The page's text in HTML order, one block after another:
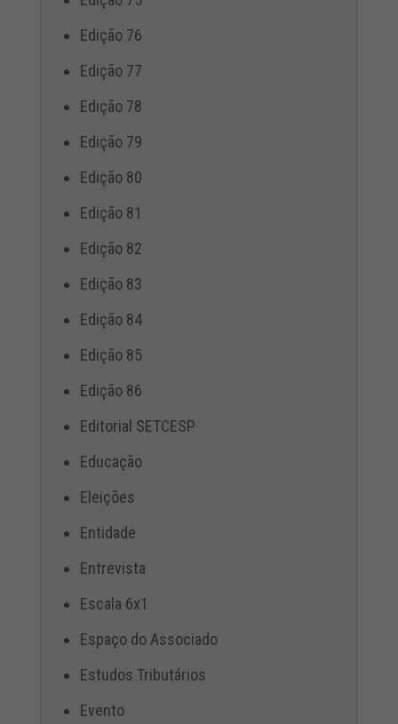
Edição 76
Edição 77
Edição 78
Edição 79
Edição 80
Edição 81
Edição 82
Edição 83
Edição 84
Edição 85
Edição 86
Editorial SETCESP
Educação
Eleições
Entidade
Entrevista
Escala 6x1
Espaço do Associado
Estudos Tributários
Evento